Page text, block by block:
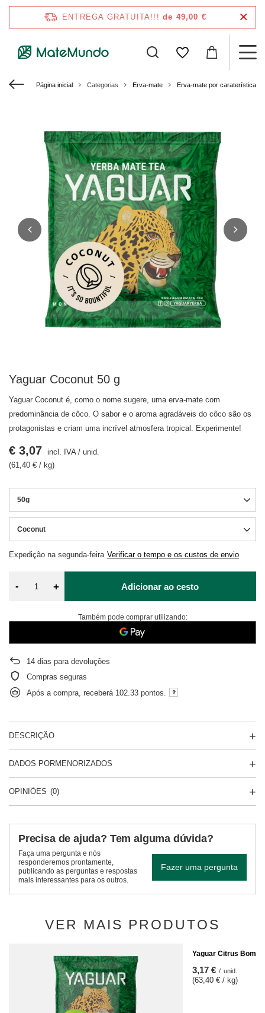
ENTREGA GRATUITA!!! de 49,00 €
Página inicial Categorias Erva-mate Erva-mate por caraterísticas
Yaguar Coconut 50 g
Yaguar Coconut é, como o nome sugere, uma erva-mate com
predominância de côco. O sabor e o aroma agradáveis do côco são os
protagonistas e criam uma incrível atmosfera tropical. Experimente!
50g
Coconut
Expedição na segunda-feira Verificar o tempo e os custos de envio
€ 3,07 incl. IVA/ unid.
(61,40 € / kg)
- + Adicionar ao cesto
Também pode comprar utilizando:
14 dias para devoluções
Compras seguras
Após a compra, receberá 102.33 pontos.
DESCRIÇÃO
DADOS PORMENORIZADOS
OPINIÕES (0)
Precisa de ajuda? Tem alguma dúvida?
Faça uma pergunta e nós
responderemos prontamente,
publicando as perguntas e respostas
mais interessantes para os outros.
Fazer uma pergunta
VER MAIS PRODUTOS
Yaguar Citrus Bomb
3,17 € / unid.
(63,40 € / kg)